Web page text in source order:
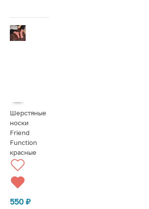
Шерстяные
носки
Friend
Function
красные
550 ₽